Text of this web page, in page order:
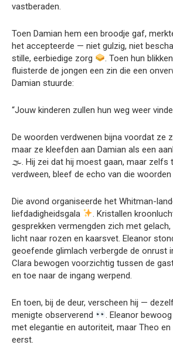
vastberaden.
Toen Damian hem een broodje gaf,
het accepteerde — niet gulzig, niet
stille, eerbiedige zorg
. Toen hun
fluisterde de jongen een zin die een
Damian stuurde:
“Jouw kinderen zullen hun weg weer
De woorden verdwenen bijna voordat ze
maar ze kleefden aan Damian als een
🌫. Hij zei dat hij moest gaan, maar zelfs
verdween, bleef de echo van die
Die avond organiseerde het Whitman-
liefdadigheidsgala
. Kristallen
gesprekken vermengden zich met
licht naar rozen en kaarsvet. Eleanor
geoefende glimlach verbergde de onrust
Clara bewogen voorzichtig tussen de
en toe naar de ingang werpend.
En toen, bij de deur, verscheen hij —
menigte observerend
. Eleanor
met elegantie en autoriteit, maar Theo en
eerst.